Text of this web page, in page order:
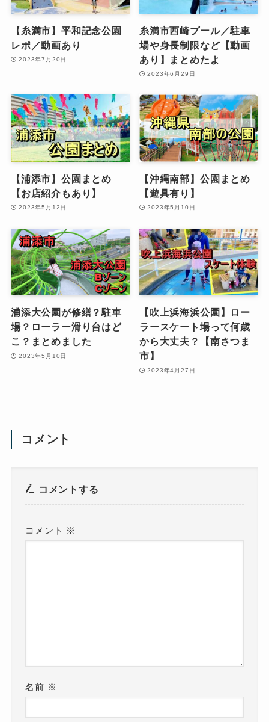
【糸満市】平和記念公園
レポ／動画あり
2023年7月20日
糸満市西崎プール／駐車
場や身長制限など【動画
あり】まとめたよ
2023年6月29日
【浦添市】公園まとめ
【お店紹介もあり】
2023年5月12日
【沖縄南部】公園まとめ
【遊具有り】
2023年5月10日
浦添大公園が修繕？駐車
場？ローラー滑り台はど
こ？まとめました
2023年5月10日
【吹上浜海浜公園】ロー
ラースケート場って何歳
から大丈夫？【南さつま
市】
2023年4月27日
コメント
コメントする
コメント ※
名前 ※